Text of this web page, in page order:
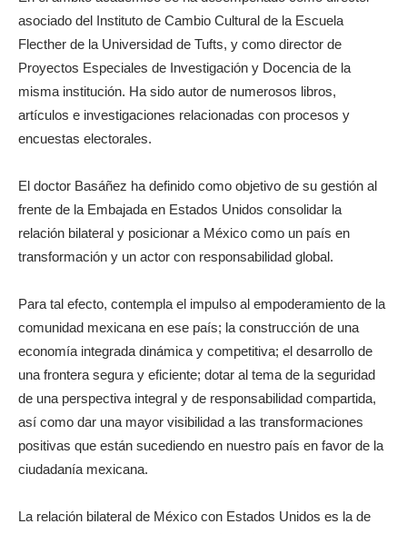
asociado del Instituto de Cambio Cultural de la Escuela
Flecther de la Universidad de Tufts, y como director de
Proyectos Especiales de Investigación y Docencia de la
misma institución. Ha sido autor de numerosos libros,
artículos e investigaciones relacionadas con procesos y
encuestas electorales.
El doctor Basáñez ha definido como objetivo de su gestión al
frente de la Embajada en Estados Unidos consolidar la
relación bilateral y posicionar a México como un país en
transformación y un actor con responsabilidad global.
Para tal efecto, contempla el impulso al empoderamiento de la
comunidad mexicana en ese país; la construcción de una
economía integrada dinámica y competitiva; el desarrollo de
una frontera segura y eficiente; dotar al tema de la seguridad
de una perspectiva integral y de responsabilidad compartida,
así como dar una mayor visibilidad a las transformaciones
positivas que están sucediendo en nuestro país en favor de la
ciudadanía mexicana.
La relación bilateral de México con Estados Unidos es la de